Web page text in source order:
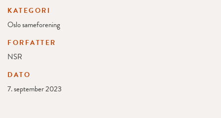
KATEGORI
Oslo sameforening
FORFATTER
NSR
DATO
7. september 2023